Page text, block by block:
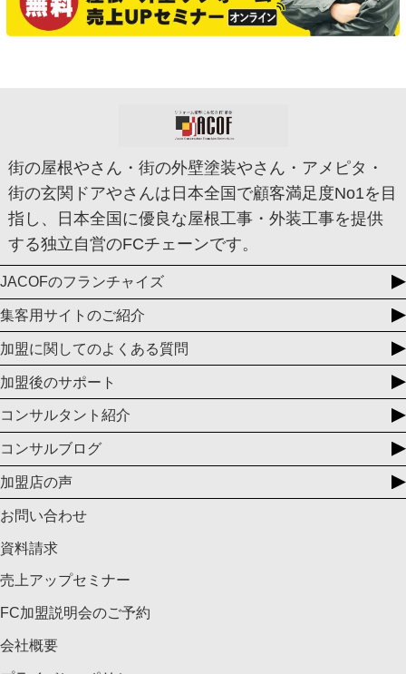
街の屋根やさん・街の外壁塗装やさん・アメピタ・
街の玄関ドアやさんは日本全国で顧客満足度No1を目
指し、日本全国に優良な屋根工事・外装工事を提供
する独立自営のFCチェーンです。
JACOFのフランチャイズ
集客用サイトのご紹介
加盟に関してのよくある質問
加盟後のサポート
コンサルタント紹介
コンサルブログ
加盟店の声
お問い合わせ
資料請求
売上アップセミナー
FC加盟説明会のご予約
会社概要